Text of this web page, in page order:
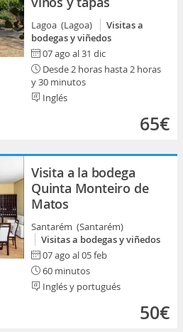
Lagoa (Lagoa)
Visitas a
bodegas y viñedos
07 ago al 31 dic
Desde 2 horas hasta 2 horas
y 30 minutos
Inglés
65€
Visita a la bodega
Quinta Monteiro de
Matos
Santarém (Santarém)
Visitas a bodegas y viñedos
07 ago al 05 feb
60 minutos
Inglés y portugués
50€